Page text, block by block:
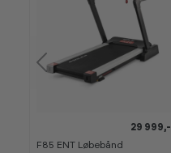
F85 ENT Løbebånd
29 999,-